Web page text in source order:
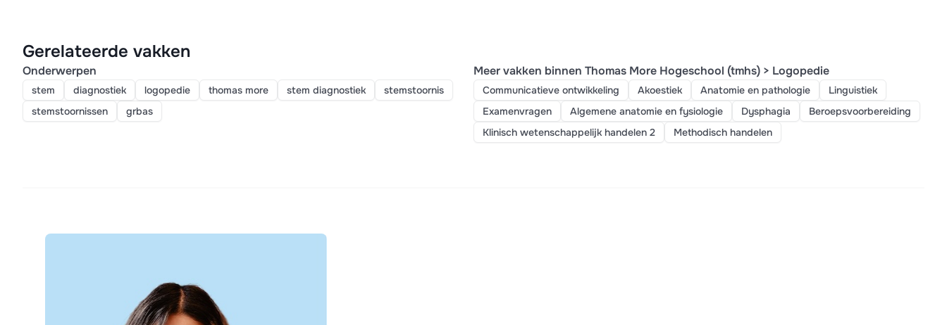
Gerelateerde vakken
Onderwerpen
stem diagnostiek logopedie thomas more stem diagnostiek
stemstoornis
stemstoornissen
grbas
Meer vakken binnen Thomas More Hogeschool (tmhs) > Logopedie
Communicatieve ontwikkeling Akoestiek Anatomie en pathologie
Linguistiek
Examenvragen
Algemene anatomie en fysiologie Dysphagia
Beroepsvoorbereiding
Klinisch wetenschappelijk handelen 2
Methodisch handelen